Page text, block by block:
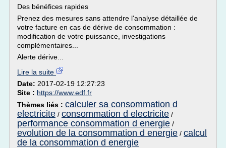
Des bénéfices rapides
Prenez des mesures sans attendre l'analyse détaillée de
votre facture en cas de dérive de consommation :
modification de votre puissance, investigations
complémentaires...
Alerte dérive...
Lire la suite
Date: 2017-02-19 12:27:23
Site : https://www.edf.fr
Thèmes liés : calculer sa consommation d
electricite / consommation d electricite /
performance consommation d energie /
evolution de la consommation d energie / calcul
de la consommation d energie